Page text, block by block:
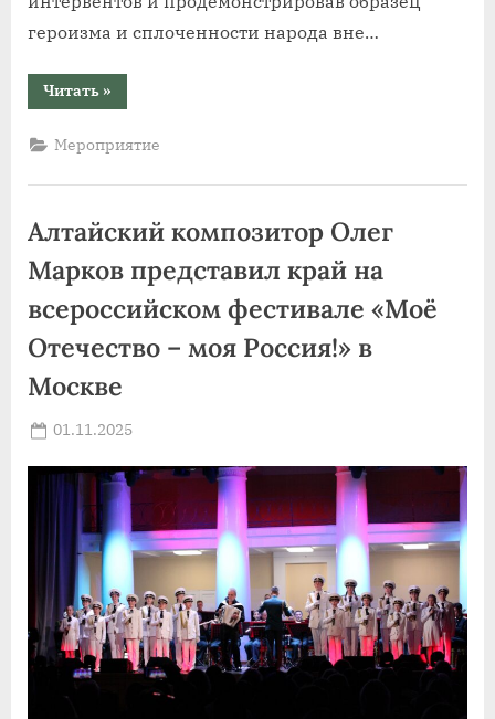
героизма и сплоченности народа вне…
Читать“Ко
Дню
бесплатные
в
»
Мероприятие
Алтайский композитор Олег
Марков представил край на
всероссийском фестивале «Моё
Отечество – моя Россия!» в
Москве
Posted
01.11.2025